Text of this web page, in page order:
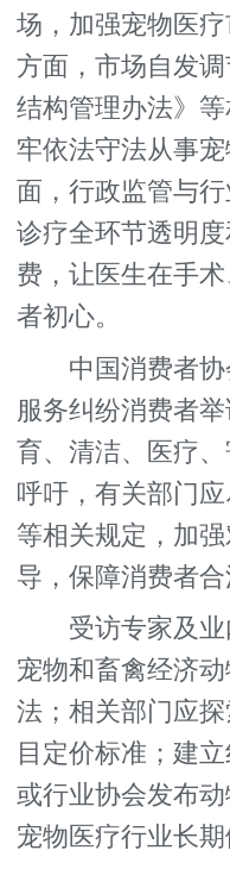
场，加强宠物医
方面，市场自发
结构管理办法》
牢依法守法从事
面，行政监管与
诊疗全环节透明
费，让医生在手
者初心。
中国消费者协
服务纠纷消费者
育、清洁、医疗
呼吁，有关部门
等相关规定，加强
导，保障消费者合
受访专家及业
宠物和畜禽经济
法；相关部门应
目定价标准；建
或行业协会发布
宠物医疗行业长期